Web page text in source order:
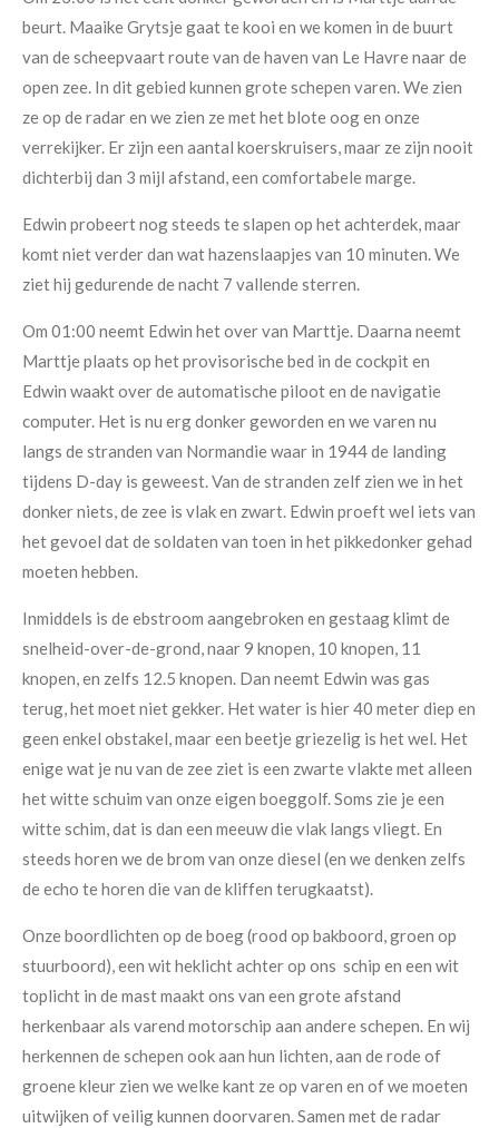
beurt. Maaike Grytsje gaat te kooi en we komen in de buurt
van de scheepvaart route van de haven van Le Havre naar de
open zee. In dit gebied kunnen grote schepen varen. We zien
ze op de radar en we zien ze met het blote oog en onze
verrekijker. Er zijn een aantal koerskruisers, maar ze zijn nooit
dichterbij dan 3 mijl afstand, een comfortabele marge.
Edwin probeert nog steeds te slapen op het achterdek, maar
komt niet verder dan wat hazenslaapjes van 10 minuten. We
ziet hij gedurende de nacht 7 vallende sterren.
Om 01:00 neemt Edwin het over van Marttje. Daarna neemt
Marttje plaats op het provisorische bed in de cockpit en
Edwin waakt over de automatische piloot en de navigatie
computer. Het is nu erg donker geworden en we varen nu
langs de stranden van Normandie waar in 1944 de landing
tijdens D-day is geweest. Van de stranden zelf zien we in het
donker niets, de zee is vlak en zwart. Edwin proeft wel iets van
het gevoel dat de soldaten van toen in het pikkedonker gehad
moeten hebben.
Inmiddels is de ebstroom aangebroken en gestaag klimt de
snelheid-over-de-grond, naar 9 knopen, 10 knopen, 11
knopen, en zelfs 12.5 knopen. Dan neemt Edwin was gas
terug, het moet niet gekker. Het water is hier 40 meter diep en
geen enkel obstakel, maar een beetje griezelig is het wel. Het
enige wat je nu van de zee ziet is een zwarte vlakte met alleen
het witte schuim van onze eigen boeggolf. Soms zie je een
witte schim, dat is dan een meeuw die vlak langs vliegt. En
steeds horen we de brom van onze diesel (en we denken zelfs
de echo te horen die van de kliffen terugkaatst).
Onze boordlichten op de boeg (rood op bakboord, groen op
stuurboord), een wit heklicht achter op ons schip en een wit
toplicht in de mast maakt ons van een grote afstand
herkenbaar als varend motorschip aan andere schepen. En wij
herkennen de schepen ook aan hun lichten, aan de rode of
groene kleur zien we welke kant ze op varen en of we moeten
uitwijken of veilig kunnen doorvaren. Samen met de radar